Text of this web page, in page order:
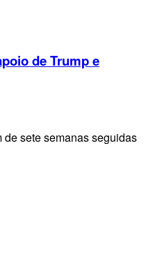
de Trump e
sete semanas seguidas